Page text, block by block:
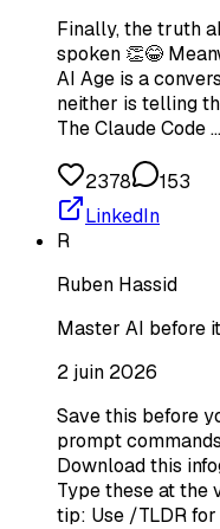
Finally, the truth
spoken 👏😂
AI Age is a
neither is telling
The Claude Code …
2378
153
LinkedIn
R
Ruben Hassid
Master AI before
2 juin 2026
Save this before
prompt
Download this
Type these at the
tip: Use /TLDR for